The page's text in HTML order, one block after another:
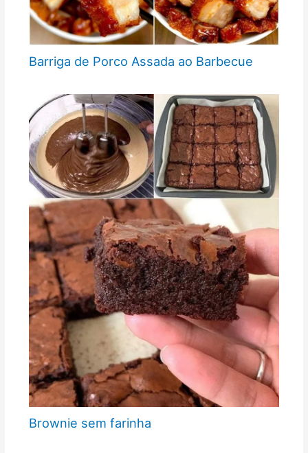
Barriga de Porco Assada ao Barbecue
Brownie sem farinha